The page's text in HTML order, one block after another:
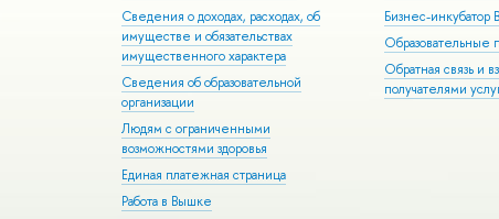
Сведения о доходах, расходах, об
имуществе и обязательствах
имущественного характера
Сведения об образовательной
организации
Людям с ограниченными
возможностями здоровья
Единая платежная страница
Работа в Вышке
Бизнес-
Образовательные
Обратная связь и
получателями